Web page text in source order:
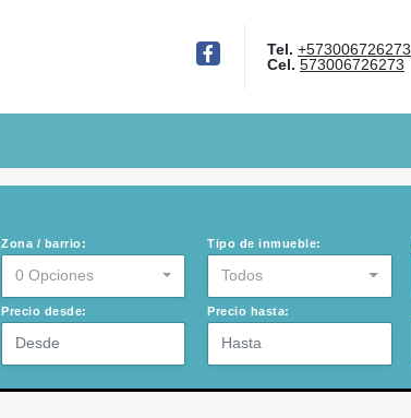
Facebook Tel. +573006726273
Cel. 573006726273
Zona / barrio:
0 Opciones
Tipo de inmueble:
Todos
Precio desde: Precio hasta: